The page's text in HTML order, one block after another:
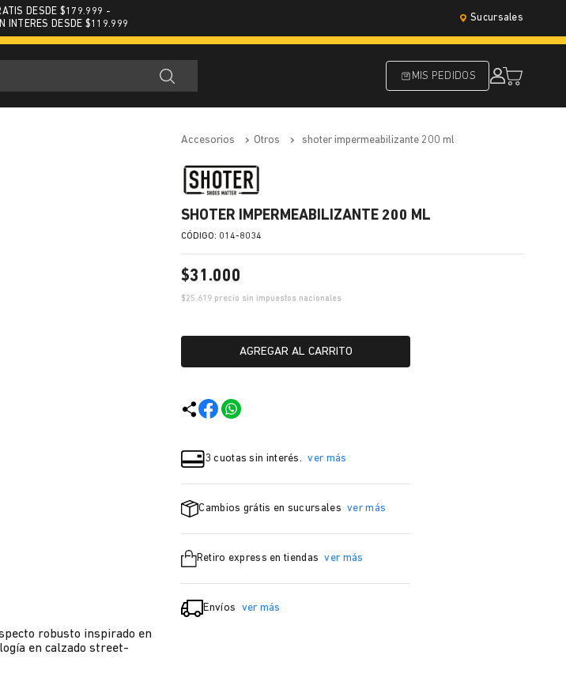
DESDE $179.999 -
INTERES DESDE $119.999
Sucursales
MIS PEDIDOS
robusto inspirado en
en calzado street-
accesorios otros shoter impermeabilizante 200 ml
SHOTER IMPERMEABILIZANTE 200 ML
: 014-8034
$31 .000
$25.619 precio sin impuestos nacionales
AGREGAR AL CARRITO
3 cuotas sin interés. ver más
Cambios grátis en sucursales ver más
Retiro express en tiendas ver más
Envíos ver más